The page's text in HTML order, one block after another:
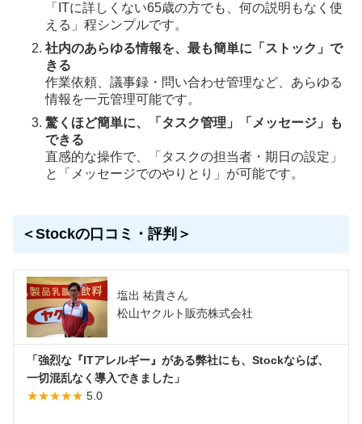
「ITに詳しくない65歳の方でも、何の説明もなく使
える」程シンプルです。
社内のあらゆる情報を、最も簡単に「ストック」で
きる
作業依頼、議事録・問い合わせ管理など、あらゆる
情報を一元管理可能です。
驚くほど簡単に、「タスク管理」「メッセージ」も
できる
直感的な操作で、「タスクの担当者・期日の設定」
と「メッセージでのやりとり」が可能です。
＜Stockの口コミ・評判＞
塩出 祐貴さん
松山ヤクルト販売株式会社
「強烈な『ITアレルギー』がある弊社にも、Stockならば、
一切混乱なく導入できました」
★★★★★ 5.0